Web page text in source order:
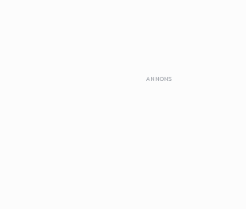
ANNONS